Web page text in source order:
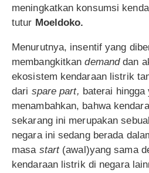
meningkatkan konsumsi
tutur Moeldoko.
Menurutnya, insentif yang
membangkitkandemanddan
ekosistem kendaraan listrik
dari spare part, baterai
menambahkan, bahwa
sekarang ini merupakan
negara ini sedang berada
masa start (awal)yang sama
kendaraan listrik di negara